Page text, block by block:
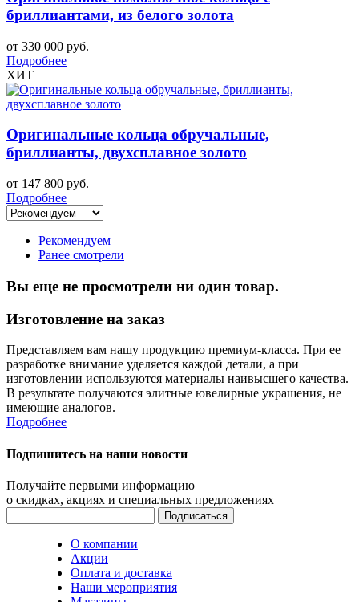
бриллиантами, из белого золота
от 330 000 руб.
Подробнее
ХИТ
Оригинальные кольца обручальные,
бриллианты, двухсплавное золото
от 147 800 руб.
Подробнее
Рекомендуем
Ранее смотрели
Вы еще не просмотрели ни один товар.
Изготовление на заказ
Представляем вам нашу продукцию премиум-класса. При ее
разработке внимание уделяется каждой детали, а при
изготовлении используются материалы наивысшего качества.
В результате получаются элитные ювелирные украшения, не
имеющие аналогов.
Подробнее
Подпишитесь на наши новости
Получайте первыми информацию
о скидках, акциях и специальных предложениях
О компании
Акции
Оплата и доставка
Наши мероприятия